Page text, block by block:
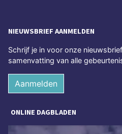
NIEUWSBRIEF AANMELDEN
Schrijf je in voor onze
samenvatting van alle
Aanmelden
ONLINE DAGBLADEN